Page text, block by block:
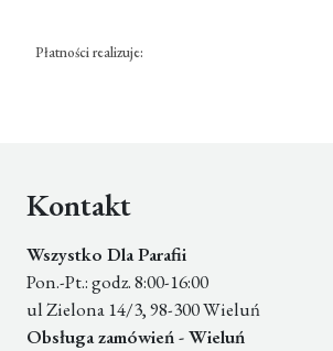
Płatności realizuje:
Kontakt
Wszystko Dla Parafii
Pon.-Pt.: godz. 8:00-16:00
ul Zielona 14/3, 98-300 Wieluń
Obsługa zamówień - Wieluń